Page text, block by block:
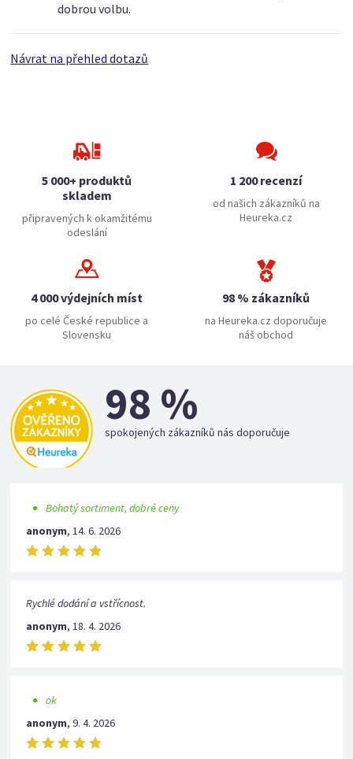
dobrou volbu.
Návrat na přehled dotazů
5 000+ produktů
skladem
připravených k okamžitému
odeslání
1 200 recenzí
od našich zákazníků na
Heureka.cz
4 000 výdejních míst
po celé České republice a
Slovensku
98 % zákazníků
na Heureka.cz doporučuje
náš obchod
98 %
spokojených zákazníků nás doporučuje
Bohatý sortiment, dobré ceny
anonym,14. 6. 2026
Rychlé dodání a vstřícnost.
anonym,18. 4. 2026
ok
anonym,9. 4. 2026